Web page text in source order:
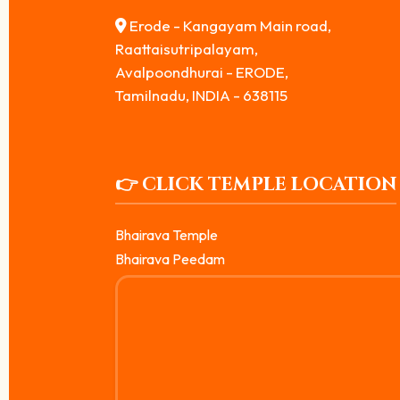
Erode - Kangayam Main road,
Raattaisutripalayam,
Avalpoondhurai - ERODE,
Tamilnadu, INDIA - 638115
👉 CLICK TEMPLE LOCATION
Bhairava Temple
Bhairava Peedam